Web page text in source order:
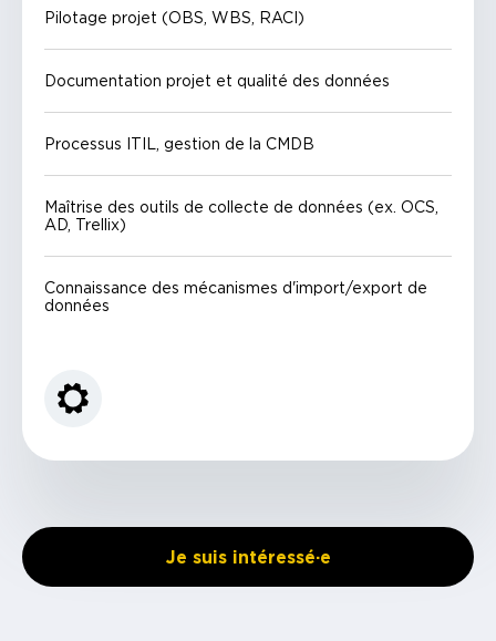
Pilotage projet (OBS, WBS, RACI)
Documentation projet et qualité des données
Processus ITIL, gestion de la CMDB
Maîtrise des outils de collecte de données (ex. OCS,
AD, Trellix)
Connaissance des mécanismes d'import/export de
données
Je suis intéressé·e